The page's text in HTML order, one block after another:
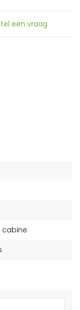
een vraag
cabine